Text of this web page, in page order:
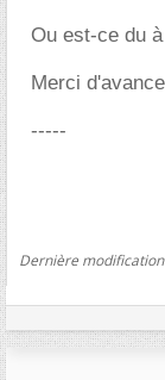
Ou est-ce du
Merci
-----
Dernière